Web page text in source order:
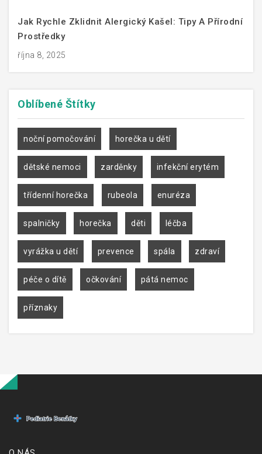
Jak Rychle Zklidnit Alergický Kašel: Tipy A Přírodní
Prostředky
října 8, 2025
Oblíbené Štítky
noční pomočování horečka u dětí
dětské nemoci zarděnky infekční erytém
třídenní horečka rubeola enuréza
spalničky horečka děti léčba
vyrážka u dětí prevence spála zdraví
péče o dítě očkování pátá nemoc
příznaky